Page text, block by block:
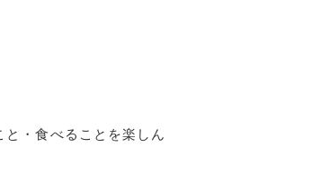
・食べることを楽しん